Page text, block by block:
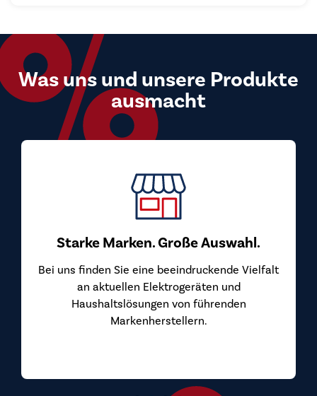
Was uns und unsere Produkte
ausmacht
Starke Marken. Große Auswahl.
Bei uns finden Sie eine beeindruckende Vielfalt
an aktuellen Elektrogeräten und
Haushaltslösungen von führenden
Markenherstellern.